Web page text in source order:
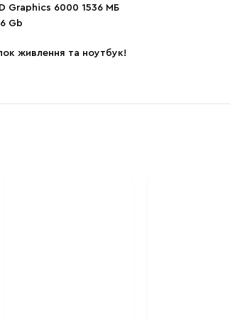
Graphics 6000 1536 МБ
Gb
живлення та ноутбук!